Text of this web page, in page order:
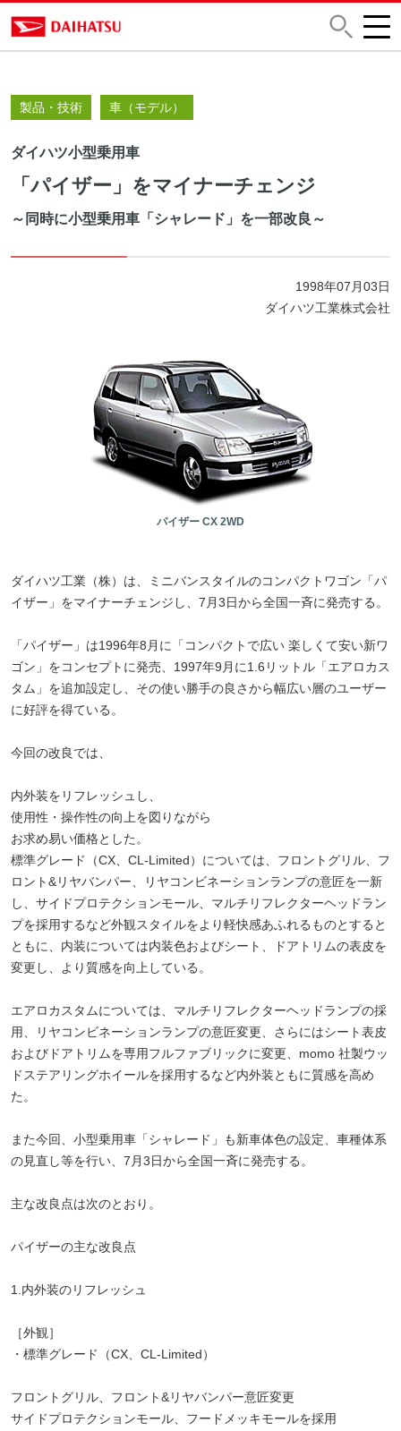
製品・技術 車（モデル）
ダイハツ小型乗用車
「パイザー」をマイナーチェンジ
～同時に小型乗用車「シャレード」を一部改良～
1998年07月03日
ダイハツ工業株式会社
パイザー CX 2WD
ダイハツ工業（株）は、ミニバンスタイルのコンパクトワゴン「パ
イザー」をマイナーチェンジし、7月3日から全国一斉に発売する。
「パイザー」は1996年8月に「コンパクトで広い 楽しくて安い新ワ
ゴン」をコンセプトに発売、1997年9月に1.6リットル「エアロカス
タム」を追加設定し、その使い勝手の良さから幅広い層のユーザー
に好評を得ている。
今回の改良では、
内外装をリフレッシュし、
使用性・操作性の向上を図りながら
お求め易い価格とした。
標準グレード（CX、CL-Limited）については、フロントグリル、フ
ロント&リヤバンパー、リヤコンビネーションランプの意匠を一新
し、サイドプロテクションモール、マルチリフレクターヘッドラン
プを採用するなど外観スタイルをより軽快感あふれるものとすると
ともに、内装については内装色およびシート、ドアトリムの表皮を
変更し、より質感を向上している。
エアロカスタムについては、マルチリフレクターヘッドランプの採
用、リヤコンビネーションランプの意匠変更、さらにはシート表皮
およびドアトリムを専用フルファブリックに変更、momo 社製ウッ
ドステアリングホイールを採用するなど内外装ともに質感を高め
た。
また今回、小型乗用車「シャレード」も新車体色の設定、車種体系
の見直し等を行い、7月3日から全国一斉に発売する。
主な改良点は次のとおり。
パイザーの主な改良点
1.内外装のリフレッシュ
［外観］
・標準グレード（CX、CL-Limited）
フロントグリル、フロント&リヤバンパー意匠変更
サイドプロテクションモール、フードメッキモールを採用